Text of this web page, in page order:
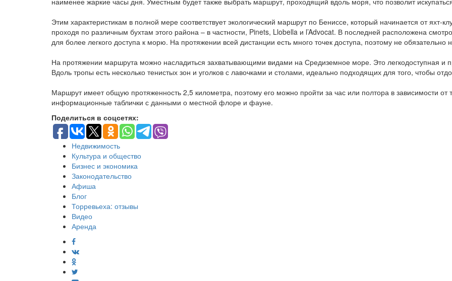
Этим характеристикам в полной мере соответствует экологический маршрут по Бениссе, который начинается от яхт-
проходя по различным бухтам этого района – в частности, Pinets, Llobella и l’Advocat. В последней расположена
для более легкого доступа к морю. На протяжении всей дистанции есть много точек доступа, поэтому не обязательно
На протяжении маршрута можно насладиться захватывающими видами на Средиземное море. Это легкодоступная и
Вдоль тропы есть несколько тенистых зон и уголков с лавочками и столами, идеально подходящих для того, чтобы
Маршрут имеет общую протяженность 2,5 километра, поэтому его можно пройти за час или полтора в зависимости от
информационные таблички с данными о местной флоре и фауне.
Поделиться в соцсетях:
Недвижимость
Культура и общество
Бизнес и экономика
Законодательство
Афиша
Блог
Торревьеха: отзывы
Видео
Аренда